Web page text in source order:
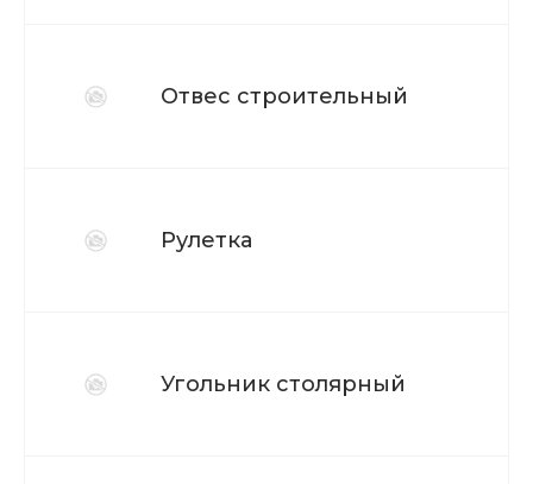
Отвес строительный
Рулетка
Угольник столярный